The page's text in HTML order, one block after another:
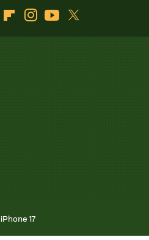
FlipboardInstagramYoutube
iPhone 17